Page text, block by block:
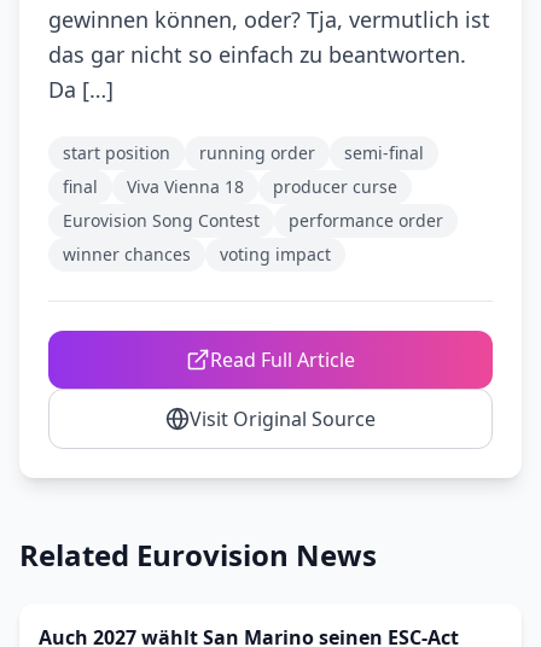
gewinnen können, oder? Tja, vermutlich ist
das gar nicht so einfach zu beantworten.
Da […]
start position running order
semi-final
final
Viva Vienna 18
producer curse
Eurovision Song Contest
performance order
winner chances
voting impact
Read Full Article
Visit Original Source
Related Eurovision News
Auch 2027 wählt San Marino seinen ESC-Act